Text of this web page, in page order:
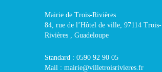
Mairie de Trois-Rivières
84, rue de l’Hôtel de ville, 97114 Trois-
Rivières , Guadeloupe
Standard : 0590 92 90 05
Mail : mairie@villetroisrivieres.fr